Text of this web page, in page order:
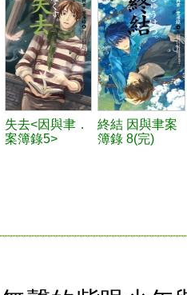
失去<因與聿．
案簿錄5>
終結 因與聿案
簿錄 8(完)